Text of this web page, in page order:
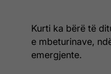
Kurti ka bërë të
e mbeturinave,
emergjente.